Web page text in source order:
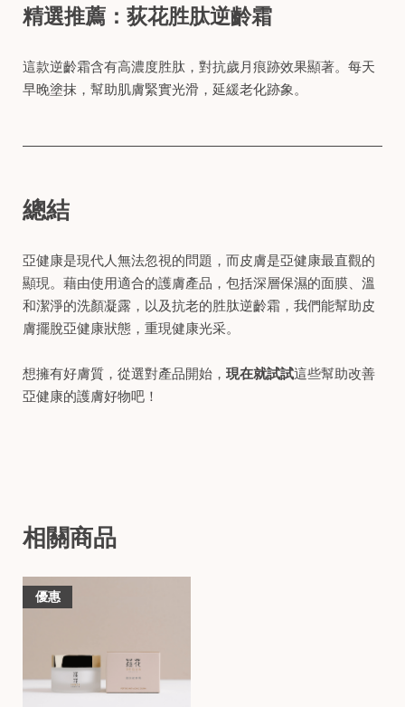
精選推薦： 荻花胜肽逆齡霜
這款逆齡霜含有高濃度胜肽，對抗歲月痕跡效果顯著。每天
早晚塗抹，幫助肌膚緊實光滑，延緩老化跡象。
總結
亞健康是現代人無法忽視的問題，而皮膚是亞健康最直觀的
顯現。藉由使用適合的護膚產品，包括深層保濕的面膜、溫
和潔淨的洗顏凝露，以及抗老的胜肽逆齡霜，我們能幫助皮
膚擺脫亞健康狀態，重現健康光采。
想擁有好膚質，從選對產品開始， 現在就試試這些幫助改善
亞健康的護膚好物吧！
相關商品
優惠